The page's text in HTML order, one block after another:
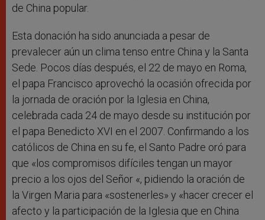
de China popular.
Esta donación ha sido anunciada a pesar de
prevalecer aún un clima tenso entre China y la Santa
Sede. Pocos días después, el 22 de mayo en Roma,
el papa Francisco aprovechó la ocasión ofrecida por
la jornada de oración por la Iglesia en China,
celebrada cada 24 de mayo desde su institución por
el papa Benedicto XVI en el 2007. Confirmando a los
católicos de China en su fe, el Santo Padre oró para
que «los compromisos difíciles tengan un mayor
precio a los ojos del Señor «, pidiendo la oración de
la Virgen Maria para «sostenerles» y «hacer crecer el
afecto y la participación de la Iglesia que en China